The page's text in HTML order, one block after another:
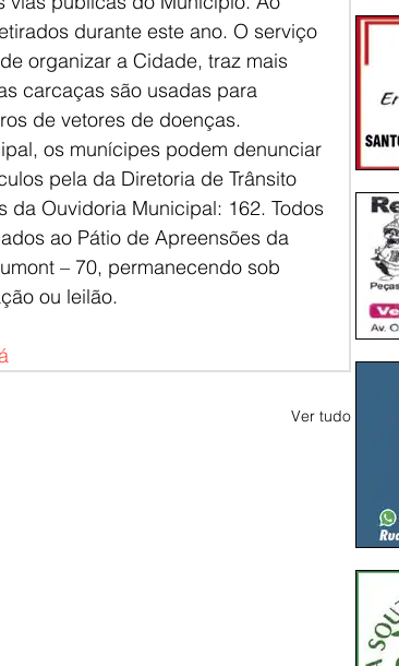
durante este ano. O serviço
organizar a Cidade, traz mais
carcaças são usadas para
de vetores de doenças.
os munícipes podem denunciar
pela da Diretoria de Trânsito
da Ouvidoria Municipal: 162. Todos
ao Pátio de Apreensões da
– 70, permanecendo sob
ou leilão.
Ver tudo